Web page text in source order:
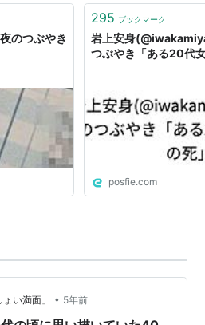
粗利だ。 多くの人…
のつぶやき
295 ブックマーク
岩上安身
つぶやき「ある20代
posfie.com
い満面」 • 5年前